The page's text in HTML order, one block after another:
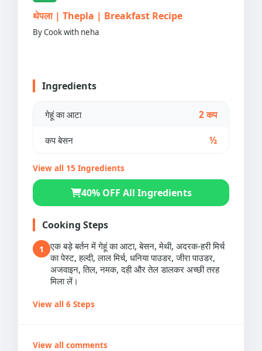
थेपला | Thepla | Breakfast Recipe
By Cook with neha
Ingredients
गेहूं का आटा 2 कप
कप बेसन ½
View all 15 Ingredients
40% OFF All Ingredients
Cooking Steps
1
एक बड़े बर्तन में गेहूं का आटा, बेसन, मेथी, अदरक-हरी मिर्च
का पेस्ट, हल्दी, लाल मिर्च, धनिया पाउडर, जीरा पाउडर,
अजवाइन, तिल, नमक, दही और तेल डालकर अच्छी तरह
मिला लें।
View all 6 Steps
View all comments